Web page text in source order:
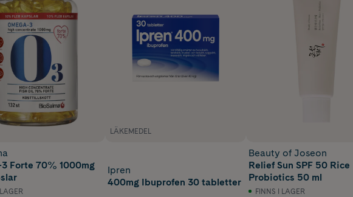
Forte 70% 1000mg
LÄKEMEDEL
Ipren
400mg Ibuprofen 30 tabletter
Beauty of Joseon
Relief Sun SPF 50 Rice
Probiotics 50 ml
FINNS I LAGER